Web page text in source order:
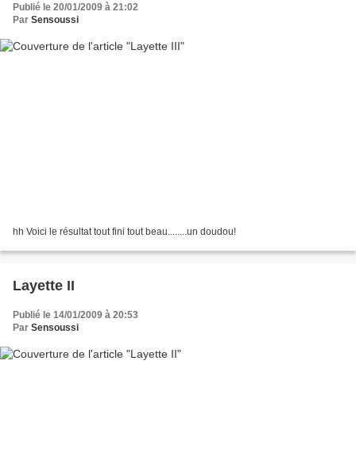
Publié le 20/01/2009 à 21:02
Par Sensoussi
hh Voici le résultat tout fini tout beau........un doudou!
Layette II
Publié le 14/01/2009 à 20:53
Par Sensoussi